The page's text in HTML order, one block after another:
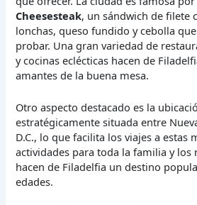
Cheesesteak, un sándwich de filete
lonchas, queso fundido y cebolla
probar. Una gran variedad de
y cocinas eclécticas hacen de
amantes de la buena mesa.
Otro aspecto destacado es la
estratégicamente situada entre
D.C., lo que facilita los viajes a estas
actividades para toda la familia y los
hacen de Filadelfia un destino
edades.